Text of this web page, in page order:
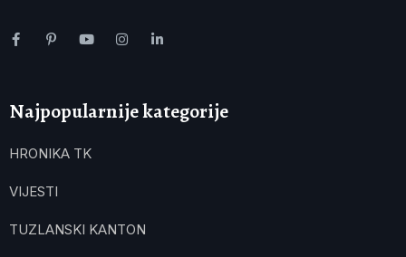
Najpopularnije kategorije
HRONIKA TK
VIJESTI
TUZLANSKI KANTON